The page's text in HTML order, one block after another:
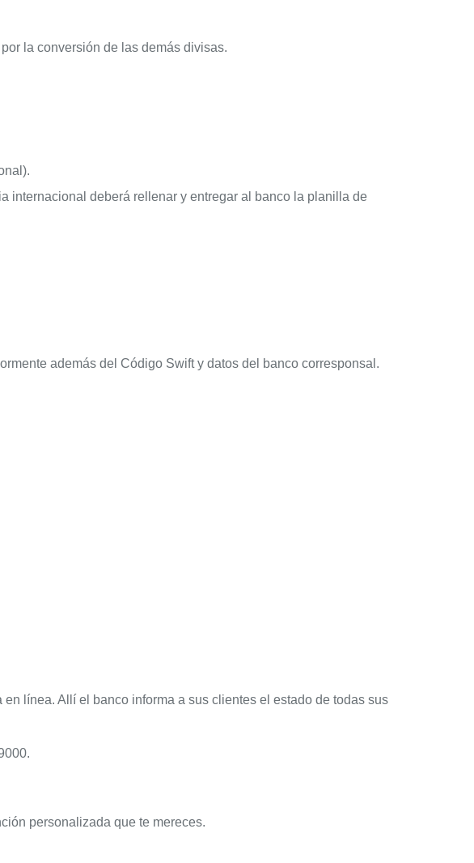
la conversión de las demás divisas.
internacional deberá rellenar y entregar al banco la planilla de
además del Código Swift y datos del banco corresponsal.
en línea. Allí el banco informa a sus clientes el estado de todas sus
personalizada que te mereces.